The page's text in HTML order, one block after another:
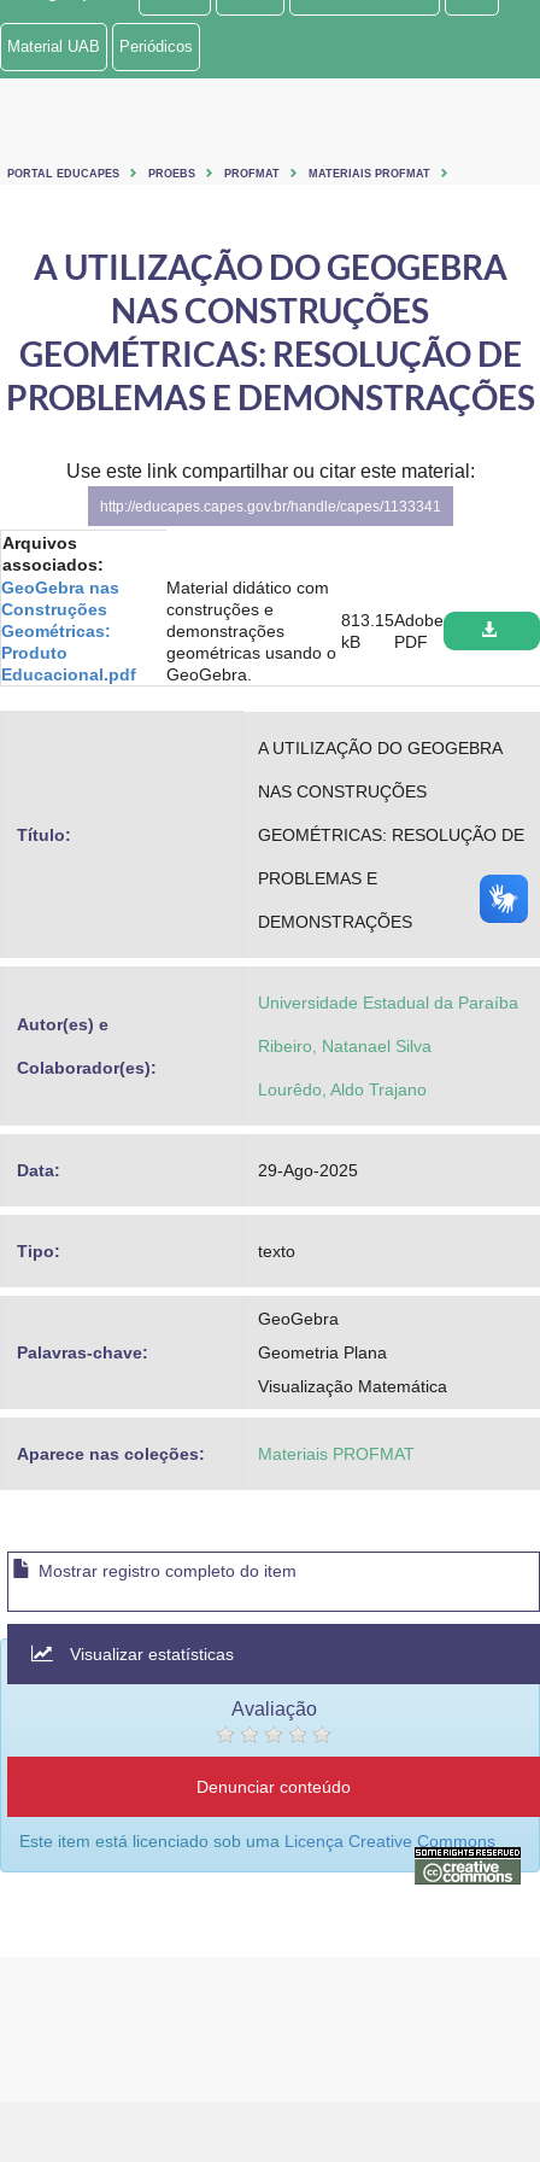
Ministério de Minas e Energia
Controladoria-Geral da União
Ministério da Mulher, da Família e dos Direitos Humanos
Secretaria-Geral
Gabinete de Segurança Institucional
Advocacia-Geral da União
Banco Central do Brasil
Planalto
Material UAB Periódicos
PORTAL EDUCAPES PROEBS PROFMAT MATERIAIS PROFMAT
A UTILIZAÇÃO DO GEOGEBRA
NAS CONSTRUÇÕES
GEOMÉTRICAS: RESOLUÇÃO DE
PROBLEMAS E DEMONSTRAÇÕES
Use este link compartilhar ou citar este material:
http://educapes.capes.gov.br/handle/capes/1133341
Arquivos
associados:
GeoGebra nas
Construções
Geométricas:
Produto
Educacional.pdf
Material didático com
construções e
demonstrações
geométricas usando o
GeoGebra.
813.15
kB
Adobe
PDF
Título:
A UTILIZAÇÃO DO GEOGEBRA
NAS CONSTRUÇÕES
GEOMÉTRICAS: RESOLUÇÃO DE
PROBLEMAS E
DEMONSTRAÇÕES
Autor(es) e
Colaborador(es):
Universidade Estadual da Paraíba
Ribeiro, Natanael Silva
Lourêdo, Aldo Trajano
Data: 29-Ago-2025
Tipo: texto
Palavras-chave:
GeoGebra
Geometria Plana
Visualização Matemática
Aparece nas coleções: Materiais PROFMAT
Mostrar registro completo do item
Visualizar estatísticas
Avaliação
Denunciar conteúdo
Este item está licenciado sob uma Licença Creative Commons